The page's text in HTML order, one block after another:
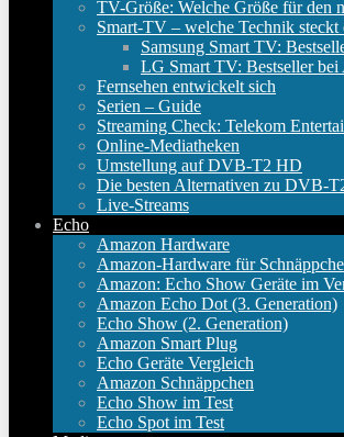
TV-Größe: Welche Größe für den
Smart-TV – welche Technik steckt
Samsung Smart TV:
LG Smart TV: Bestseller bei
Fernsehen entwickelt sich
Serien – Guide
Streaming Check: Telekom
Online-Mediatheken
Umstellung auf DVB-T2 HD
Die besten Alternativen zu DVB-
Live-Streams
Echo
Amazon Hardware
Amazon-Hardware für
Amazon: Echo Show Geräte im
Amazon Echo Dot (3. Generation)
Echo Show (2. Generation)
Amazon Smart Plug
Echo Geräte Vergleich
Amazon Schnäppchen
Echo Show im Test
Echo Spot im Test